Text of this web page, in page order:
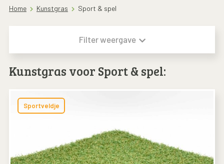
Home Kunstgras Sport & spel
Filter weergave
Kunstgras voor Sport & spel:
Sportveldje